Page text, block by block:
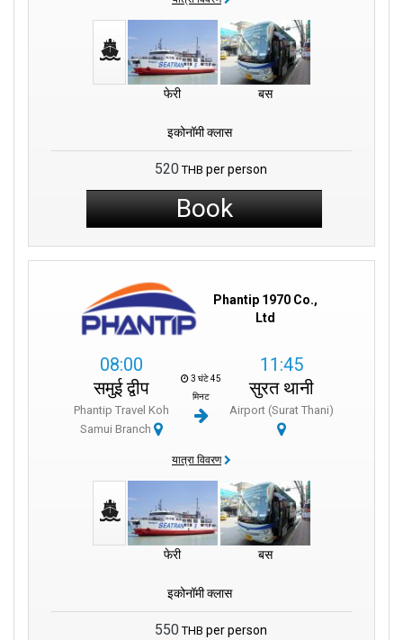
फेरी बस
इकोनॉमी क्लास
520 THB per person
Book
Phantip 1970 Co.,
Ltd
08:00
समुई द्वीप
Phantip Travel Koh
Samui Branch
3 घंटे 45
मिनट
11:45
सुरत थानी
Airport (Surat Thani)
यात्रा विवरण
फेरी बस
इकोनॉमी क्लास
550 THB per person